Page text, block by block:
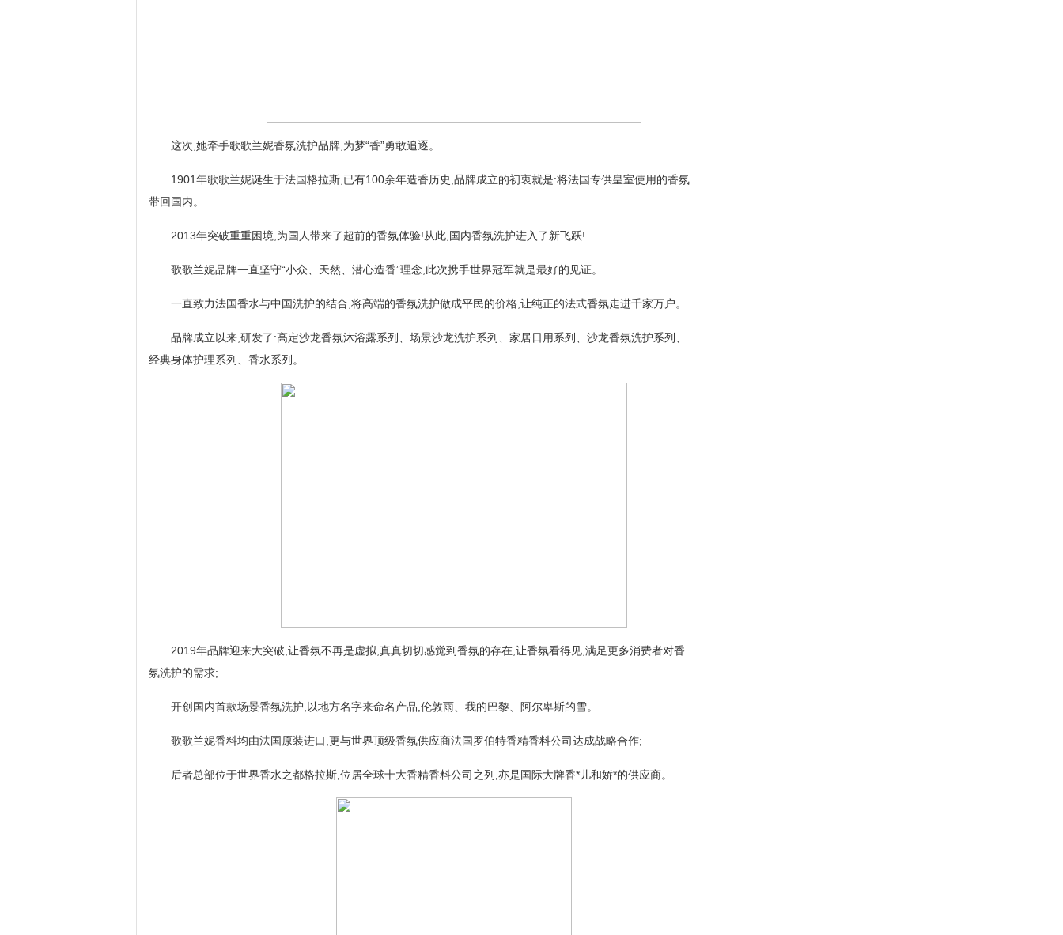
这次,她牵手歌歌兰妮香氛洗护品牌,为梦“香”勇敢追逐。
1901年歌歌兰妮诞生于法国格拉斯,已有100余年造香历史,品牌成立的初衷就是:将法国专供皇室使用的香氛
带回国内。
2013年突破重重困境,为国人带来了超前的香氛体验!从此,国内香氛洗护进入了新飞跃!
歌歌兰妮品牌一直坚守“小众、天然、潜心造香”理念,此次携手世界冠军就是最好的见证。
一直致力法国香水与中国洗护的结合,将高端的香氛洗护做成平民的价格,让纯正的法式香氛走进千家万户。
品牌成立以来,研发了:高定沙龙香氛沐浴露系列、场景沙龙洗护系列、家居日用系列、沙龙香氛洗护系列、
经典身体护理系列、香水系列。
2019年品牌迎来大突破,让香氛不再是虚拟,真真切切感觉到香氛的存在,让香氛看得见,满足更多消费者对香
氛洗护的需求;
开创国内首款场景香氛洗护,以地方名字来命名产品,伦敦雨、我的巴黎、阿尔卑斯的雪。
歌歌兰妮香料均由法国原装进口,更与世界顶级香氛供应商法国罗伯特香精香料公司达成战略合作;
后者总部位于世界香水之都格拉斯,位居全球十大香精香料公司之列,亦是国际大牌香*儿和娇*的供应商。